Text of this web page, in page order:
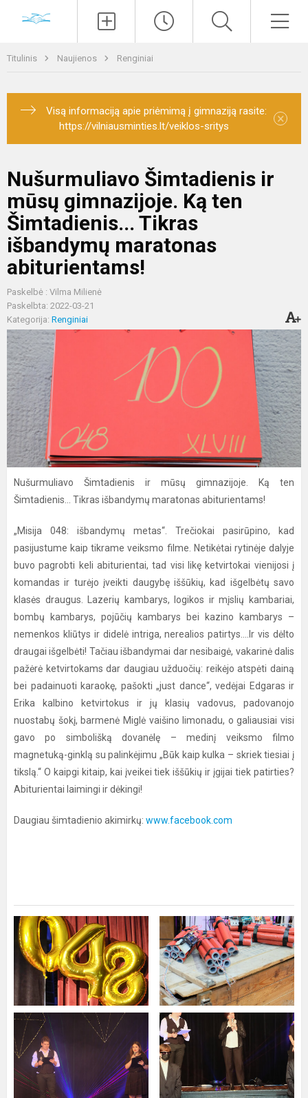
Titulinis Naujienos Renginiai
Visą informaciją apie priėmimą į gimnaziją rasite:
https://vilniausminties.lt/veiklos-sritys
×
Nušurmuliavo Šimtadienis ir
mūsų gimnazijoje. Ką ten
Šimtadienis... Tikras
išbandymų maratonas
abiturientams!
Paskelbė : Vilma Milienė
Paskelbta: 2022-03-21
Kategorija: Renginiai
Nušurmuliavo Šimtadienis ir mūsų gimnazijoje. Ką ten
Šimtadienis... Tikras išbandymų maratonas abiturientams!
„Misija 048: išbandymų metas“. Trečiokai pasirūpino, kad
pasijustume kaip tikrame veiksmo filme. Netikėtai rytinėje dalyje
buvo pagrobti keli abiturientai, tad visi likę ketvirtokai vienijosi į
komandas ir turėjo įveikti daugybę iššūkių, kad išgelbėtų savo
klasės draugus. Lazerių kambarys, logikos ir mįslių kambariai,
bombų kambarys, pojūčių kambarys bei kazino kambarys –
nemenkos kliūtys ir didelė intriga, nerealios patirtys....Ir vis dėlto
draugai išgelbėti! Tačiau išbandymai dar nesibaigė, vakarinė dalis
pažėrė ketvirtokams dar daugiau užduočių: reikėjo atspėti dainą
bei padainuoti karaokę, pašokti „just dance“, vedėjai Edgaras ir
Erika kalbino ketvirtokus ir jų klasių vadovus, padovanojo
nuostabų šokį, barmenė Miglė vaišino limonadu, o galiausiai visi
gavo po simbolišką dovanėlę – medinį veiksmo filmo
magnetuką-ginklą su palinkėjimu „Būk kaip kulka – skriek tiesiai į
tikslą.“ O kaipgi kitaip, kai įveikei tiek iššūkių ir įgijai tiek patirties?
Abiturientai laimingi ir dėkingi!
Daugiau šimtadienio akimirkų: www.facebook.com